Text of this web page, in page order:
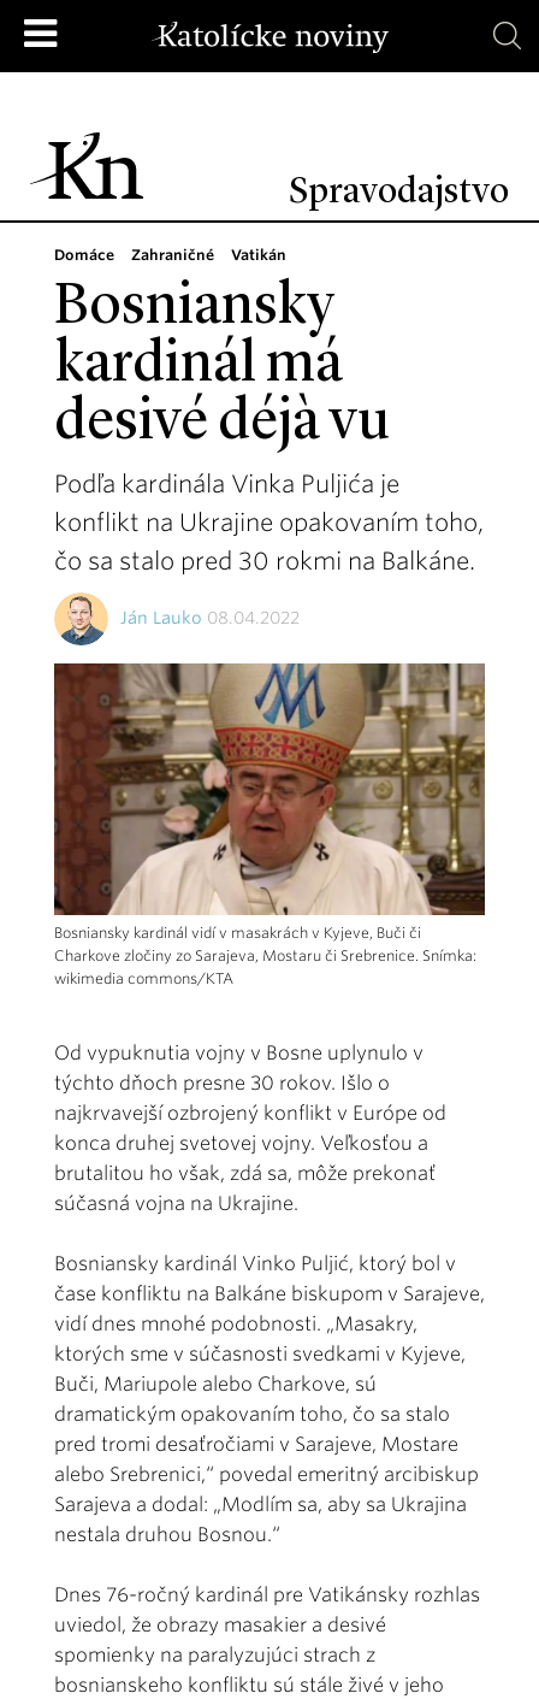
Spravodajstvo
Domáce Zahraničné Vatikán
Bosniansky
kardinál má
desivé déjà vu
Podľa kardinála Vinka Puljića je
konflikt na Ukrajine opakovaním toho,
čo sa stalo pred 30 rokmi na Balkáne.
Ján Lauko 08.04.2022
Bosniansky kardinál vidí v masakrách v Kyjeve, Buči či
Charkove zločiny zo Sarajeva, Mostaru či Srebrenice. Snímka:
wikimedia commons/KTA
Od vypuknutia vojny v Bosne uplynulo v
týchto dňoch presne 30 rokov. Išlo o
najkrvavejší ozbrojený konflikt v Európe od
konca druhej svetovej vojny. Veľkosťou a
brutalitou ho však, zdá sa, môže prekonať
súčasná vojna na Ukrajine.
Bosniansky kardinál Vinko Puljić, ktorý bol v
čase konfliktu na Balkáne biskupom v Sarajeve,
vidí dnes mnohé podobnosti. „Masakry,
ktorých sme v súčasnosti svedkami v Kyjeve,
Buči, Mariupole alebo Charkove, sú
dramatickým opakovaním toho, čo sa stalo
pred tromi desaťročiami v Sarajeve, Mostare
alebo Srebrenici,“ povedal emeritný arcibiskup
Sarajeva a dodal: „Modlím sa, aby sa Ukrajina
nestala druhou Bosnou.“
Dnes 76-ročný kardinál pre Vatikánsky rozhlas
uviedol, že obrazy masakier a desivé
spomienky na paralyzujúci strach z
bosnianskeho konfliktu sú stále živé v jeho